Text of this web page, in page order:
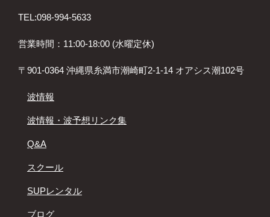
TEL:098-994-5633
営業時間：11:00-18:00 (水曜定休)
〒901-0364 沖縄県糸満市潮崎町2-1-14 オアシス潮102号
波情報
波情報・波予想リンク集
Q&A
スクール
SUPレンタル
ブログ